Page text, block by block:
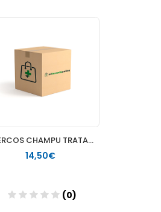
DERCOS CHAMPU TRATANTE SEBO CORRECTOR 1 ENVASE 200 ML
14,50€
(0)